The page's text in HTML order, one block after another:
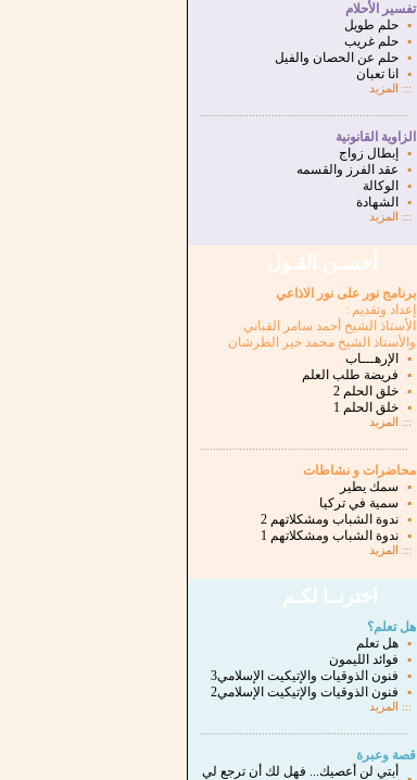
تفسير الأحلام
▪ حلم طويل
▪ حلم غريب
▪ حلم عن الحصان والفيل
▪
انا تعبان
:::
المزيد
الزاوية القانونية
▪
إبطال زواج
▪
عقد الفرز والقسمه
▪
الوكالة
▪
الشهادة
::: المزيد
أحسـن القـول
برنامج نور على نور الاذاعي
إعداد وتقديم :
الأستاذ الشيخ أحمد سامر القباني
والأستاذ الشيخ محمد خير الطرشان
▪
الإرهـــاب
▪
فريضة طلب العلم
▪ خلق الحلم 2
▪ خلق الحلم 1
:::
المزيد
محاضرات و نشاطات
▪
سمك يطير
▪
سمية في تركيا
▪ ندوة الشباب ومشكلاتهم 2
▪ ندوة الشباب ومشكلاتهم 1
::: المزيد
اخترنــا لكـم
هل تعلم؟
▪ هل تعلم
▪
فوائد الليمون
▪
فنون الذوقيات والإتيكيت الإسلامي3
▪
فنون الذوقيات والإتيكيت الإسلامي2
:::
المزيد
قصة وعبرة
أبتي لن أعصيك... فهل لك أن ترجع لي